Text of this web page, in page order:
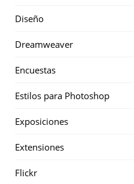
Diseño
Dreamweaver
Encuestas
Estilos para Photoshop
Exposiciones
Extensiones
Flickr